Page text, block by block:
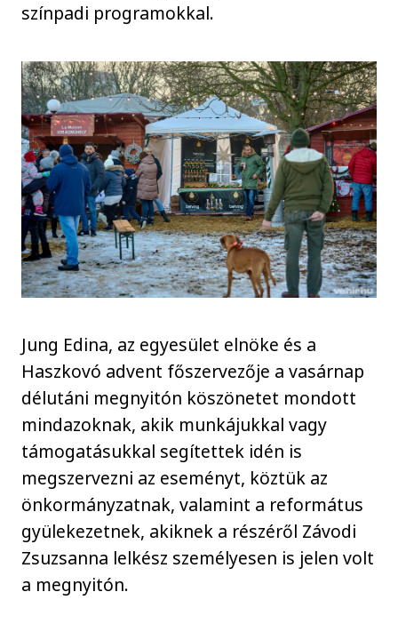
színpadi programokkal.
Jung Edina, az egyesület elnöke és a
Haszkovó advent főszervezője a vasárnap
délutáni megnyitón köszönetet mondott
mindazoknak, akik munkájukkal vagy
támogatásukkal segítettek idén is
megszervezni az eseményt, köztük az
önkormányzatnak, valamint a református
gyülekezetnek, akiknek a részéről Závodi
Zsuzsanna lelkész személyesen is jelen volt
a megnyitón.